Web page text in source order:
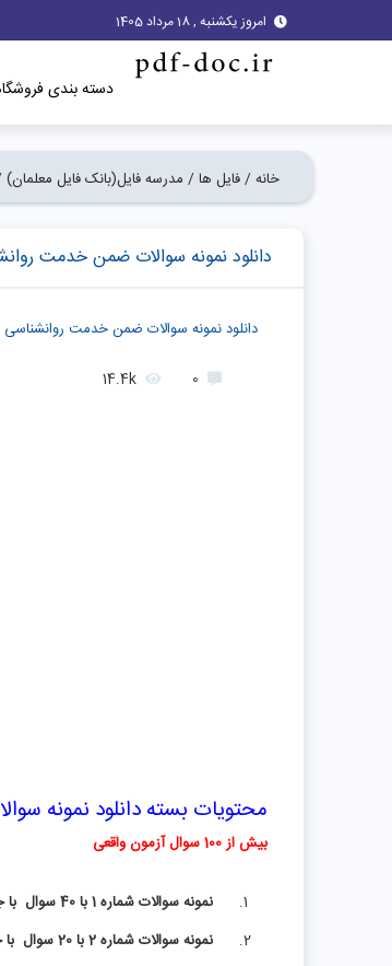
امروز یکشنبه , 18 مرداد 1405
دسته بندی
خانه /فایل ها / مدرسه فایل(بانک فایل
دانلود نمونه سوالات ضمن خدمت
دانلود نمونه سوالات ضمن خدمت روانشناسی
0
14.4k
محتویات بسته دانلود نمونه
بیش از 100 سوال آزمون واقعی
نمونه سوالات شماره 1 با 40 سوال
نمونه سوالات شماره 2 با 20 سوال